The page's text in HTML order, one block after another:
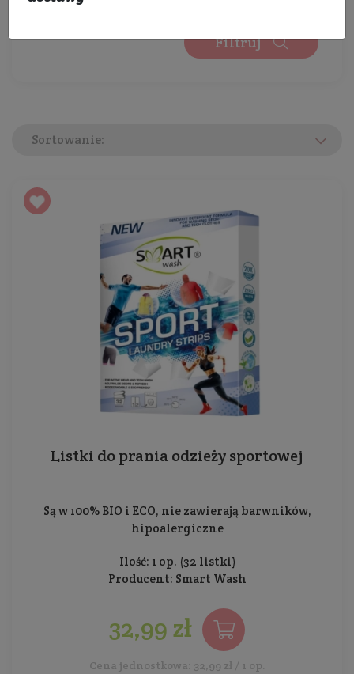
Filtruj
Sortowanie:
Listki do prania odzieży sportowej
Są w 100% BIO i ECO, nie zawierają barwników,
hipoalergiczne
Ilość: 1 op. (32 listki)
Producent: Smart Wash
32,99 zł
Cena jednostkowa: 32,99 zł / 1 op.